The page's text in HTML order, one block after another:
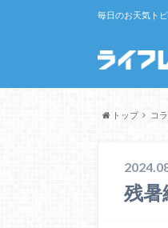
毎日のお天気ト
トップ コ
残暑